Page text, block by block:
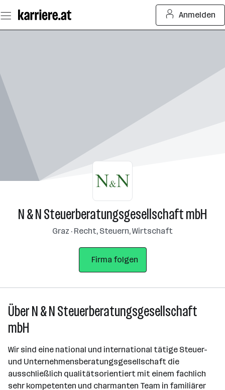
Seiteninhalt
springen
Anmelden
N & N Steuerberatungsgesellschaft mbH
Graz · Recht, Steuern, Wirtschaft
Firma folgen
Über N & N Steuerberatungsgesellschaft
mbH
Wir sind eine national und international tätige Steuer-
und Unternehmensberatungsgesellschaft die
ausschließlich qualitätsorientiert mit einem fachlich
sehr kompetenten und charmanten Team in familiärer